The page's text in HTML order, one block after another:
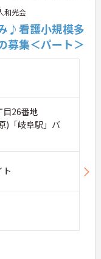
和光会
♪看護小規模多
募集＜パート＞
目26番地
)「岐阜駅」バ